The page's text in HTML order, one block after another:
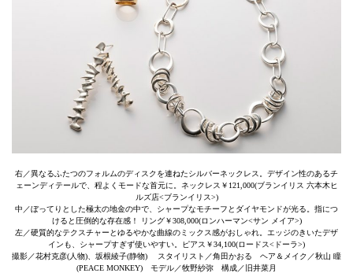
右／異なるふたつのフォルムのディスクを連ねたシルバーネックレス。デザイン性のあるチ
ェーンディテールで、程よくモードな首元に。ネックレス￥121,000(ブランイリス 六本木ヒ
ルズ店<ブランイリス>)
中／ぼってりとした極太の地金の中で、シャープなモチーフとダイヤモンドが光る。指につ
けると圧倒的な存在感！ リング￥308,000(ロンハーマン<サン メイア>)
左／硬質的なテクスチャーとゆるやかな曲線のミックス感がおしゃれ。エッジのきいたデザ
インも、シャープすぎず使いやすい。ピアス￥34,100(ロードス<ドーラ>)
撮影／花村克彦(人物)、坂根綾子(静物) スタイリスト／角田かおる ヘア＆メイク／秋山 瞳
(PEACE MONKEY) モデル／牧野紗弥 構成／旧井菜月